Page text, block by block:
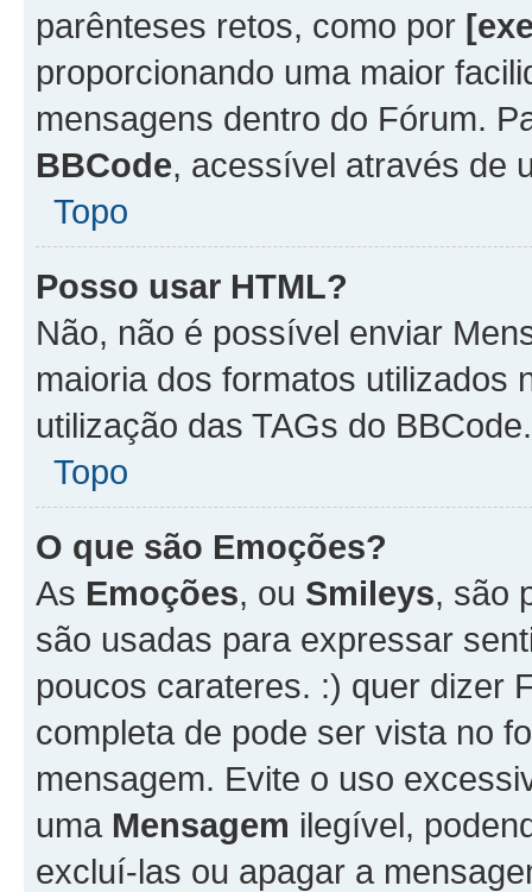
parênteses retos, como por
proporcionando uma maior
mensagens dentro do Fórum.
BBCode, acessível através de
Topo
Posso usar HTML?
Não, não é possível enviar
maioria dos formatos utilizados
utilização das TAGs do BBCode.
Topo
O que são Emoções?
As Emoções, ou Smileys, são
são usadas para expressar
poucos carateres. :) quer dizer
completa de pode ser vista no
mensagem. Evite o uso
uma Mensagem ilegível,
excluí-las ou apagar a